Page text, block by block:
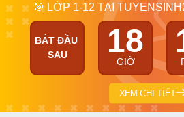
🎯 LỚP 1-12 TẠI
BẮT ĐẦU
SAU
18
GIỜ
XEM CHI TIẾT